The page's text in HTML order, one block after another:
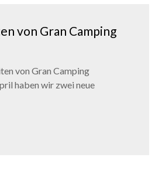
von Gran Camping
von Gran Camping
haben wir zwei neue